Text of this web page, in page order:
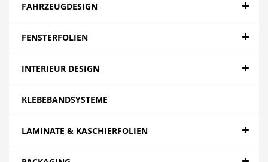
FAHRZEUGDESIGN
FENSTERFOLIEN
INTERIEUR DESIGN
KLEBEBANDSYSTEME
LAMINATE & KASCHIERFOLIEN